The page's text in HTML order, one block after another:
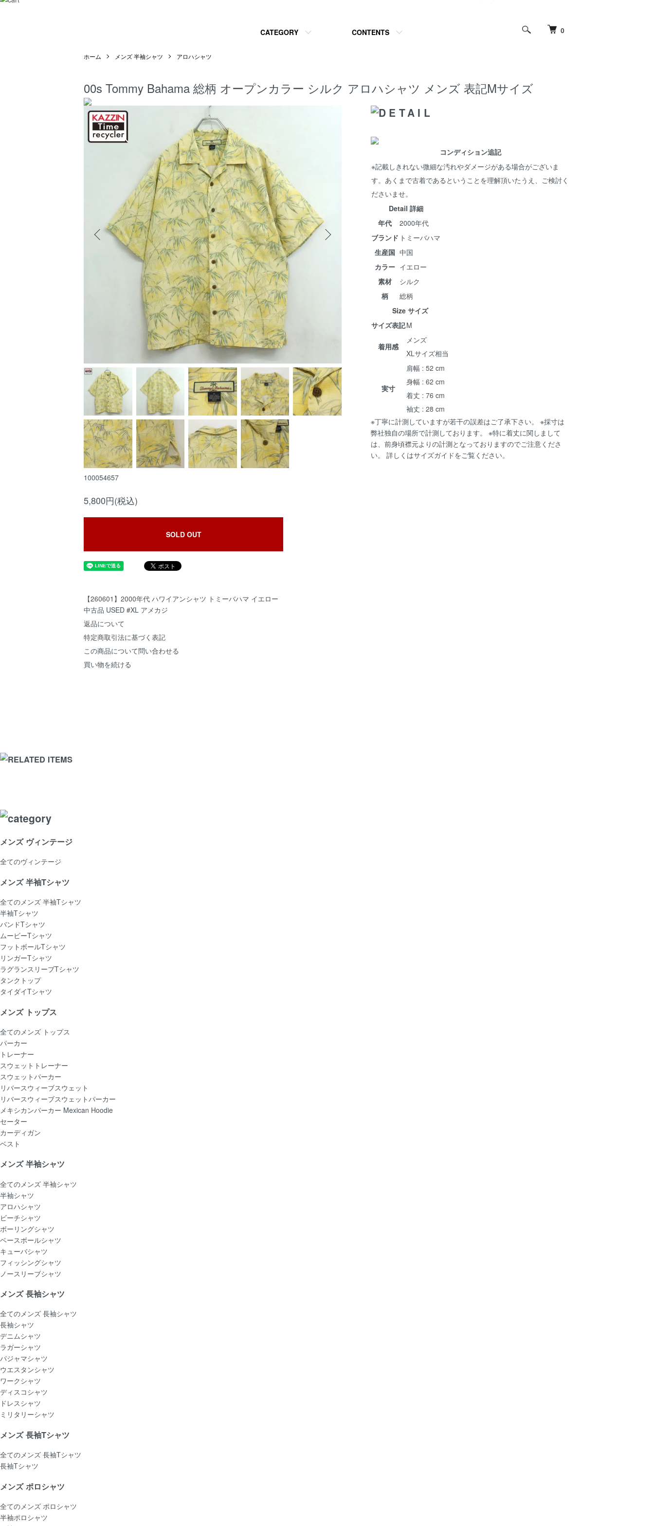
0
CATEGORY CONTENTS
ホーム メンズ 半袖シャツ アロハシャツ
00s Tommy Bahama 総柄 オープンカラー シルク アロハシャツ メンズ 表記Mサイズ
100054657
5,800円(税込)
SOLD OUT
【260601】2000年代 ハワイアンシャツ トミーバハマ イエロー
中古品 USED #XL アメカジ
返品について
特定商取引法に基づく表記
この商品について問い合わせる
買い物を続ける
コンディション追記
※記載しきれない微細な汚れやダメージがある場合がございま
す。あくまで古着であるということを理解頂いたうえ、ご検討く
ださいませ。
Detail 詳細
年代
2000年代
ブランド トミーバハマ
生産国 中国
カラー イエロー
素材
シルク
柄
総柄
Size サイズ
サイズ表記M
着用感
メンズ
XLサイズ相当
実寸
肩幅 : 52 cm
身幅 : 62 cm
着丈 : 76 cm
袖丈 : 28 cm
※丁寧に計測していますが若干の誤差はご了承下さい。 ※採寸は
弊社独自の場所で計測しております。 ※特に着丈に関しまして
は、前身頃襟元よりの計測となっておりますのでご注意くださ
い。 詳しくはサイズガイドをご覧ください。
メンズ ヴィンテージ
全てのヴィンテージ
メンズ 半袖Tシャツ
全てのメンズ 半袖Tシャツ
半袖Tシャツ
バンドTシャツ
ムービーTシャツ
フットボールTシャツ
リンガーTシャツ
ラグランスリーブTシャツ
タンクトップ
タイダイTシャツ
メンズ トップス
全てのメンズ トップス
パーカー
トレーナー
スウェットトレーナー
スウェットパーカー
リバースウィーブスウェット
リバースウィーブスウェットパーカー
メキシカンパーカー Mexican Hoodie
セーター
カーディガン
ベスト
メンズ 半袖シャツ
全てのメンズ 半袖シャツ
半袖シャツ
アロハシャツ
ビーチシャツ
ボーリングシャツ
ベースボールシャツ
キューバシャツ
フィッシングシャツ
ノースリーブシャツ
メンズ 長袖シャツ
全てのメンズ 長袖シャツ
長袖シャツ
デニムシャツ
ラガーシャツ
パジャマシャツ
ウエスタンシャツ
ワークシャツ
ディスコシャツ
ドレスシャツ
ミリタリーシャツ
メンズ 長袖Tシャツ
全てのメンズ 長袖Tシャツ
長袖Tシャツ
メンズ ポロシャツ
全てのメンズ ポロシャツ
半袖ポロシャツ